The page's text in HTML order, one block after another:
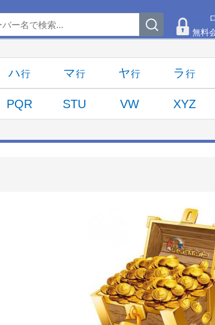
無料
ハ マ ヤ ラ
PQR STU VW XYZ